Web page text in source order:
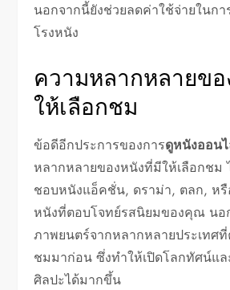
นอกจากนี้ยังช่วยลดค่าใช้จ่ายในกา
โรงหนัง
ความหลากหลายข
ให้เลือกชม
ข้อดีอีกประการของการดูหนังออน
หลากหลายของหนังที่มีให้เลือกช
ชอบหนังแอ็คชั่น, ดราม่า, ตลก, ห
หนังที่ตอบโจทย์รสนิยมของคุณ นอ
ภาพยนตร์จากหลากหลายประเทศ
ชมมาก่อน ซึ่งทำให้เปิดโลกทัศน์แ
ศิลปะได้มากขึ้น